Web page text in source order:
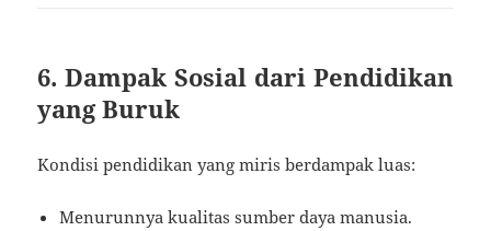
6. Dampak Sosial dari Pendidikan
yang Buruk
Kondisi pendidikan yang miris berdampak luas:
Menurunnya kualitas sumber daya manusia.